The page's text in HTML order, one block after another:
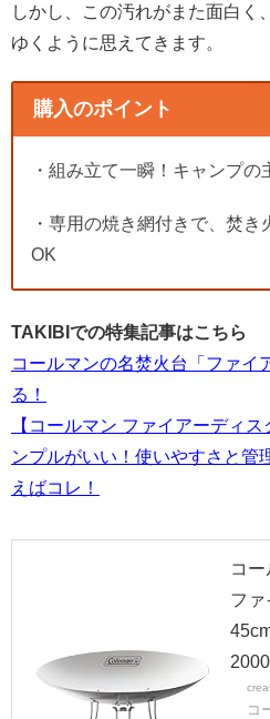
しかし、この汚れがまた面白く
ゆくように思えてきます。
購入のポイント
・組み立て一瞬！キャンプの
・専用の焼き網付きで、焚
OK
TAKIBIでの特集記事はこちら
コールマンの名焚火台「ファイ
る！
【コールマン ファイアーディ
ンプルがいい！使いやすさと管
えばコレ！
コ
ファ
コ